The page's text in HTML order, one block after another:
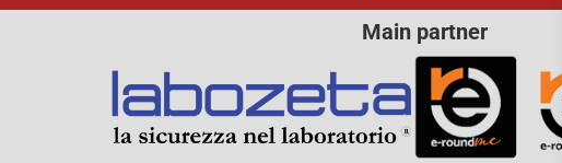
Main partner